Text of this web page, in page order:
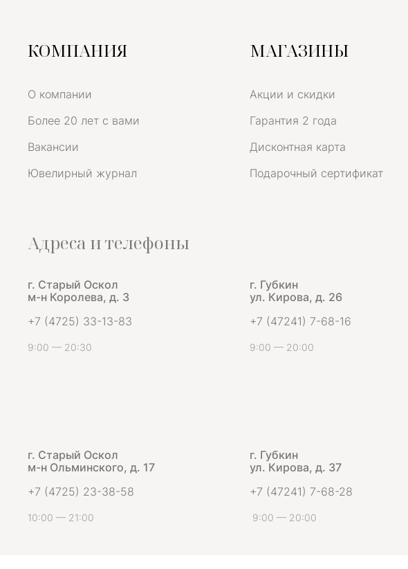
КОМПАНИЯ
О компании
Более 20 лет с вами
Вакансии
Ювелирный журнал
МАГАЗИНЫ
Акции и скидки
Гарантия 2 года
Дисконтная карта
Подарочный сертификат
Адреса и телефоны
г. Старый Оскол
м-н Королева, д. 3
+7 (4725) 33-13-83
9:00 — 20:30
г. Губкин
ул. Кирова, д. 26
+7 (47241) 7-68-16
9:00 — 20:00
г. Старый Оскол
м-н Ольминского, д. 17
+7 (4725) 23-38-58
10:00 — 21:00
г. Губкин
ул. Кирова, д. 37
+7 (47241) 7-68-28
9:00 — 20:00